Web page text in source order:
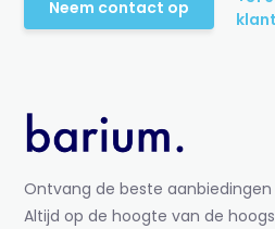
Neem contact op
Ontvang de beste aanbiedingen
Altijd op de hoogte van de